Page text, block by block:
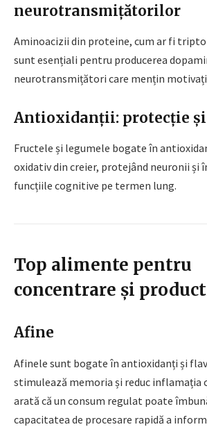
neurotransmițătorilor
Aminoacizii din proteine, cum ar fi
sunt esențiali pentru producerea
neurotransmițători care mențin
Antioxidanții: protecție
Fructele și legumele bogate în
oxidativ din creier, protejând neuronii și
funcțiile cognitive pe termen lung.
Top alimente pentru
concentrare și
Afine
Afinele sunt bogate în antioxidanți și
stimulează memoria și reduc inflamația
arată că un consum regulat poate
capacitatea de procesare rapidă a